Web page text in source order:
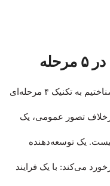
و انواع باگ را شناختیم به تکنیک ۴ مرحله‌ای
تصور عمومی، یک
یک توسعه‌دهنده
می‌کند: با یک فرایند